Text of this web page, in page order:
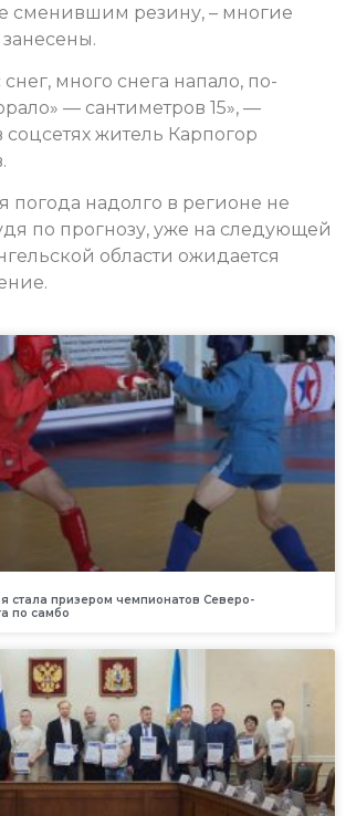
сменившим резину, – многие
много снега напало, по-
— сантиметров 15», —
соцсетях житель Карпогор
погода надолго в регионе не
по прогнозу, уже на следующей
области ожидается
стала призером чемпионатов Северо-
по самбо